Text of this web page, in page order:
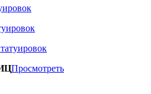
Просмотреть